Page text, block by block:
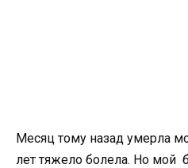
Месяц тому назад умерла
лет тяжело болела. Но мой